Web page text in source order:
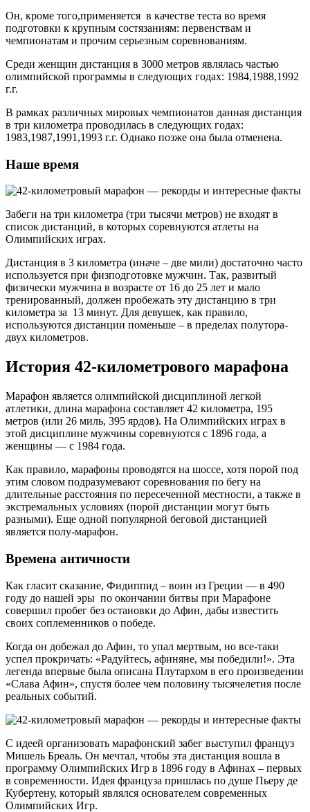
Он, кроме того,применяется в качестве теста во время
подготовки к крупным состязаниям: первенствам и
чемпионатам и прочим серьезным соревнованиям.
Среди женщин дистанция в 3000 метров являлась частью
олимпийской программы в следующих годах: 1984,1988,1992
г.г.
В рамках различных мировых чемпионатов данная дистанция
в три километра проводилась в следующих годах:
1983,1987,1991,1993 г.г. Однако позже она была отменена.
Наше время
Забеги на три километра (три тысячи метров) не входят в
список дистанций, в которых соревнуются атлеты на
Олимпийских играх.
Дистанция в 3 километра (иначе – две мили) достаточно часто
используется при физподготовке мужчин. Так, развитый
физически мужчина в возрасте от 16 до 25 лет и мало
тренированный, должен пробежать эту дистанцию в три
километра за 13 минут. Для девушек, как правило,
используются дистанции поменьше – в пределах полутора-
двух километров.
История 42-километрового марафона
Марафон является олимпийской дисциплиной легкой
атлетики, длина марафона составляет 42 километра, 195
метров (или 26 миль, 395 ярдов). На Олимпийских играх в
этой дисциплине мужчины соревнуются с 1896 года, а
женщины — с 1984 года.
Как правило, марафоны проводятся на шоссе, хотя порой под
этим словом подразумевают соревнования по бегу на
длительные расстояния по пересеченной местности, а также в
экстремальных условиях (порой дистанции могут быть
разными). Еще одной популярной беговой дистанцией
является полу-марафон.
Времена античности
Как гласит сказание, Фидиппид – воин из Греции — в 490
году до нашей эры по окончании битвы при Марафоне
совершил пробег без остановки до Афин, дабы известить
своих соплеменников о победе.
Когда он добежал до Афин, то упал мертвым, но все-таки
успел прокричать: «Радуйтесь, афиняне, мы победили!». Эта
легенда впервые была описана Плутархом в его произведении
«Слава Афин», спустя более чем половину тысячелетия после
реальных событий.
С идеей организовать марафонский забег выступил француз
Мишель Бреаль. Он мечтал, чтобы эта дистанция вошла в
программу Олимпийских Игр в 1896 году в Афинах – первых
в современности. Идея француза пришлась по душе Пьеру де
Кубертену, который являлся основателем современных
Олимпийских Игр.